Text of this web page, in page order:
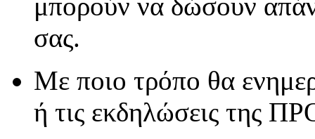
μπορούν να δώσουν
σας.
Με ποιο τρόπο θα
ή τις εκδηλώσεις της